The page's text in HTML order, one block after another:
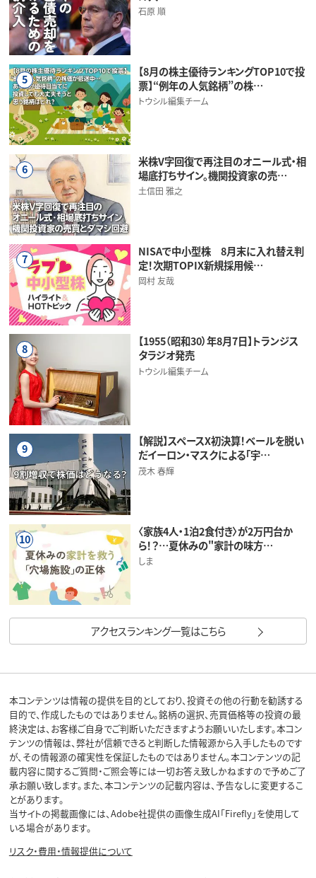
石原 順
5
【8月の株主優待ランキングTOP10で投
票】“例年の人気銘柄”の株…
トウシル編集チーム
6
米株V字回復で再注目のオニール式・相
場底打ちサイン。機関投資家の売…
土信田 雅之
7
NISAで中小型株 8月末に入れ替え判
定！次期TOPIX新規採用候…
岡村 友哉
8
【1955（昭和30）年8月7日】トランジス
タラジオ発売
トウシル編集チーム
9
【解説】スペースX初決算！ベールを脱い
だイーロン・マスクによる「宇…
茂木 春輝
10
〈家族4人・1泊2食付き〉が2万円台か
ら！？…夏休みの"家計の味方…
しま
アクセスランキング一覧はこちら
本コンテンツは情報の提供を目的としており、投資その他の行動を勧誘する
目的で、作成したものではありません。銘柄の選択、売買価格等の投資の最
終決定は、お客様ご自身でご判断いただきますようお願いいたします。本コン
テンツの情報は、弊社が信頼できると判断した情報源から入手したものです
が、その情報源の確実性を保証したものではありません。本コンテンツの記
載内容に関するご質問・ご照会等には一切お答え致しかねますので予めご了
承お願い致します。また、本コンテンツの記載内容は、予告なしに変更するこ
とがあります。
当サイトの掲載画像には、Adobe社提供の画像生成AI「Firefly」を使用して
いる場合があります。
リスク・費用・情報提供について